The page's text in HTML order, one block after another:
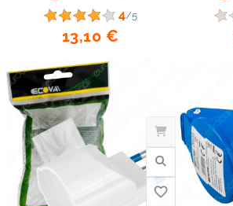
4/5
13,10 €